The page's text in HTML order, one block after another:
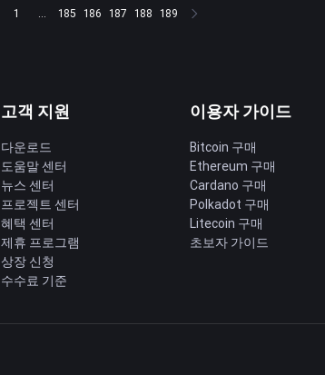
1 ... 185 186 187 188 189
고객 지원
다운로드
도움말 센터
뉴스 센터
프로젝트 센터
혜택 센터
제휴 프로그램
상장 신청
수수료 기준
이용자 가이드
Bitcoin 구매
Ethereum 구매
Cardano 구매
Polkadot 구매
Litecoin 구매
초보자 가이드